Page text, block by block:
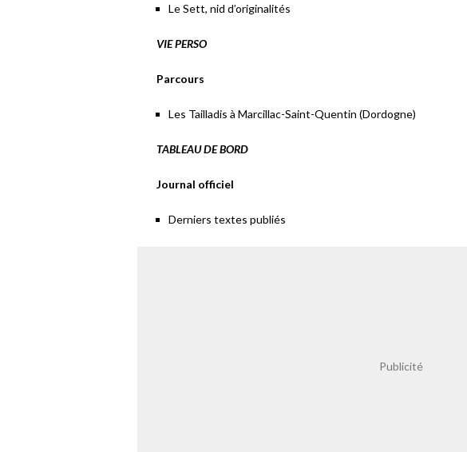
Le Sett, nid d’originalités
VIE PERSO
Parcours
Les Tailladis à Marcillac-Saint-Quentin (Dordogne)
TABLEAU DE BORD
Journal officiel
Derniers textes publiés